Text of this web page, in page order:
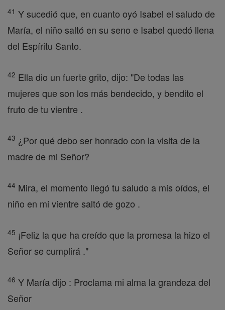
41 Y sucedió que, en cuanto oyó Isabel el saludo de
María, el niño saltó en su seno e Isabel quedó llena
del Espíritu Santo.
42 Ella dio un fuerte grito, dijo: "De todas las
mujeres que son los más bendecido, y bendito el
fruto de tu vientre .
43 ¿Por qué debo ser honrado con la visita de la
madre de mi Señor?
44 Mira, el momento llegó tu saludo a mis oídos, el
niño en mi vientre saltó de gozo .
45 ¡Feliz la que ha creído que la promesa la hizo el
Señor se cumplirá ."
46 Y María dijo : Proclama mi alma la grandeza del
Señor